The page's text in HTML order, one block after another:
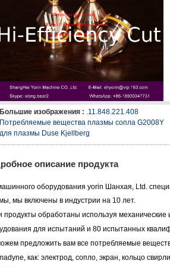
Большие изображения : .11.848.221.408
Потребляемые вещества плазмы сопла G2008Y
для плазмы Duse Kjellberg
описание продукта
оборудования yorin Шанхая, Ltd.
мы включены в индустрии на 10 лет.
продукты обработаны используя
для испытаний и 80 испытанных
предложить вам все потребляемые
как: электрод, сопло, экран, кольцо